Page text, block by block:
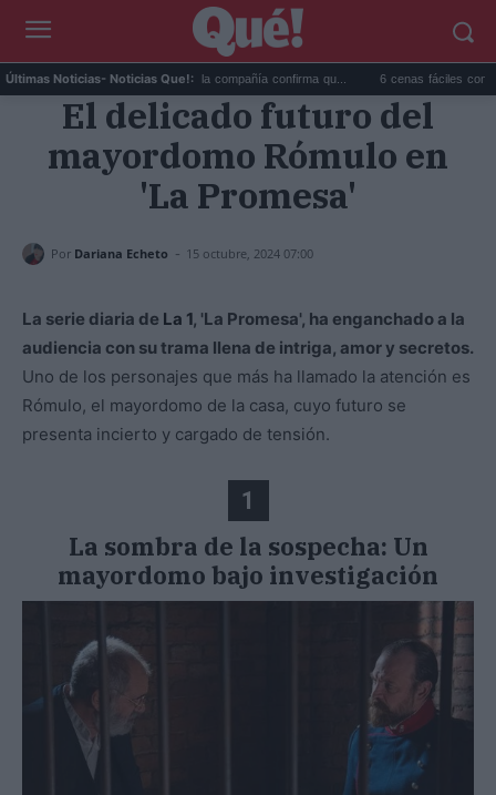
Últimas Noticias- Noticias Que!:
Disney+ con plan gratuito: la compañía confirma qu... 6 cenas fáciles con
El delicado futuro del
mayordomo Rómulo en
'La Promesa'
Por Dariana Echeto - 15 octubre, 2024 07:00
La serie diaria de La 1, 'La Promesa', ha enganchado a la
audiencia con su trama llena de intriga, amor y secretos.
Uno de los personajes que más ha llamado la atención es
Rómulo, el mayordomo de la casa, cuyo futuro se
presenta incierto y cargado de tensión.
1
La sombra de la sospecha: Un
mayordomo bajo investigación